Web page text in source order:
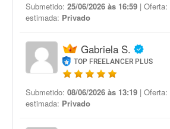
Submetido: 25/06/2026 às 16:59 | Oferta:
estimada: Privado
Gabriela S.
TOP FREELANCER PLUS
Submetido: 08/06/2026 às 13:19 | Oferta:
estimada: Privado